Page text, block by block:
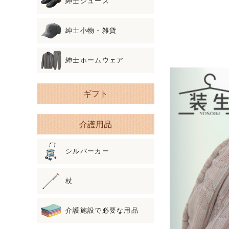
紳士小物・雑貨
紳士ホームウェア
ギフト
介護用品
シルバーカー
杖
介護施設で必要な用品